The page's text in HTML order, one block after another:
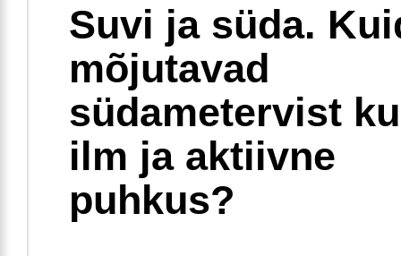
Suvi ja süda.
mõjutavad
südametervist
ilm ja aktiivne
puhkus?